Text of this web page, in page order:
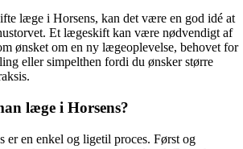
læge i Horsens, kan det være en god idé at
Et lægeskift kan være nødvendigt af
ønsket om en ny lægeoplevelse, behovet for
eller simpelthen fordi du ønsker større
læge i Horsens?
er en enkel og ligetil proces. Først og